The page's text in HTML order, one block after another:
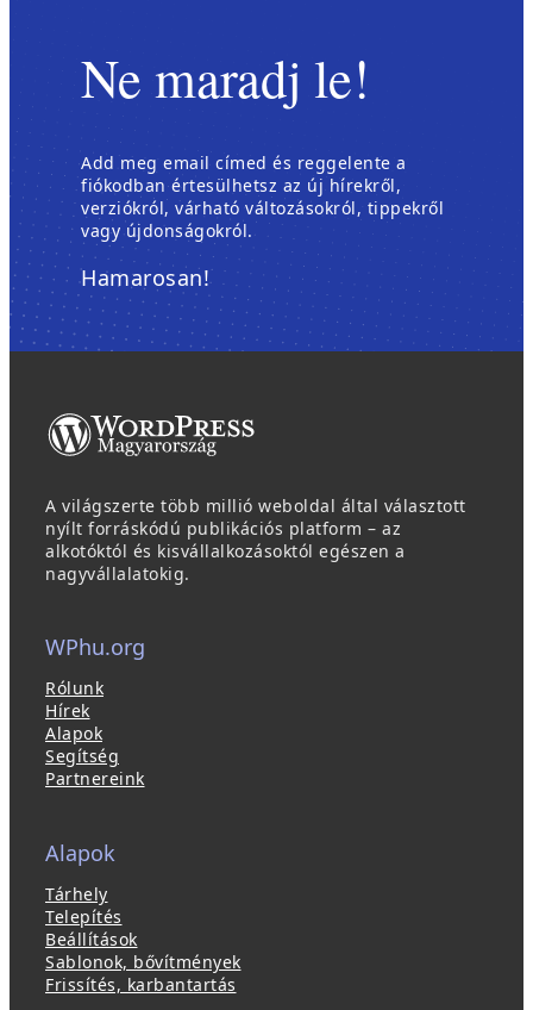
Ne maradj le!
Add meg email címed és reggelente a
fiókodban értesülhetsz az új hírekről,
verziókról, várható változásokról, tippekről
vagy újdonságokról.
Hamarosan!
A világszerte több millió weboldal által választott
nyílt forráskódú publikációs platform – az
alkotóktól és kisvállalkozásoktól egészen a
nagyvállalatokig.
WPhu.org
Rólunk
Hírek
Alapok
Segítség
Partnereink
Alapok
Tárhely
Telepítés
Beállítások
Sablonok, bővítmények
Frissítés, karbantartás